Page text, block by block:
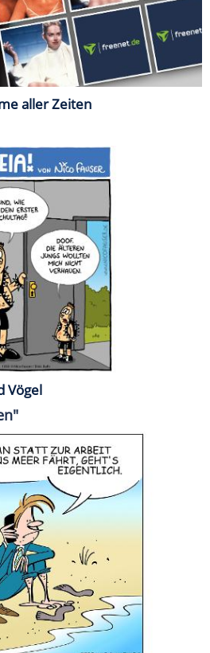
aller Zeiten
Vögel